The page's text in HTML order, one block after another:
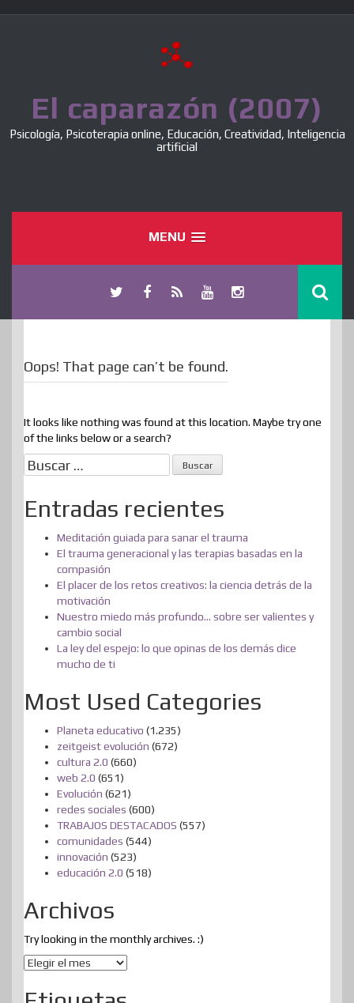
El caparazón (2007)
Psicología, Psicoterapia online, Educación, Creatividad, Inteligencia
artificial
MENU
Oops! That page can’t be found.
It looks like nothing was found at this location. Maybe try one
of the links below or a search?
Buscar:
Entradas recientes
Meditación guiada para sanar el trauma
El trauma generacional y las terapias basadas en la
compasión
El placer de los retos creativos: la ciencia detrás de la
motivación
Nuestro miedo más profundo… sobre ser valientes y
cambio social
La ley del espejo: lo que opinas de los demás dice
mucho de ti
Most Used Categories
Planeta educativo (1.235)
zeitgeist evolución (672)
cultura 2.0 (660)
web 2.0 (651)
Evolución (621)
redes sociales (600)
TRABAJOS DESTACADOS (557)
comunidades (544)
innovación (523)
educación 2.0 (518)
Archivos
Try looking in the monthly archives. :)
Archivos